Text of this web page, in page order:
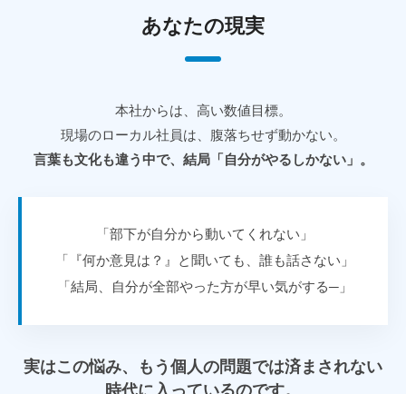
あなたの現実
本社からは、高い数値目標。
現場のローカル社員は、腹落ちせず動かない。
言葉も文化も違う中で、結局「自分がやるしかない」。
「部下が自分から動いてくれない」
「『何か意見は？』と聞いても、誰も話さない」
「結局、自分が全部やった方が早い気がする─」
実はこの悩み、もう個人の問題では済まされない
時代に入っているのです。